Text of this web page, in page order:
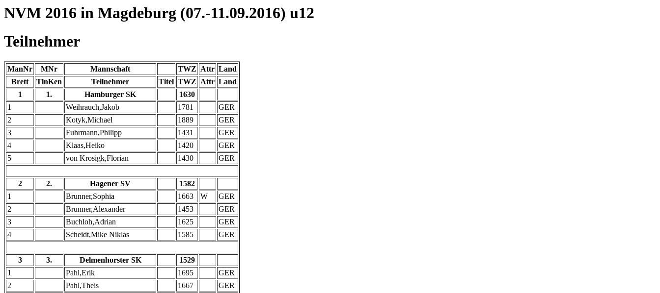
NVM 2016 in Magdeburg (07.-11.09.2016) u12
Teilnehmer
ManNr MNr Mannschaft TWZ Attr Land
Brett
TlnKen Teilnehmer Titel TWZ Attr Land
1
1. Hamburger SK
1630
1
Weihrauch,Jakob 1781
GER
2
Kotyk,Michael 1889
GER
3
Fuhrmann,Philipp 1431
GER
4
Klaas,Heiko 1420
GER
5
von Krosigk,Florian 1430 GER
2 2. Hagener SV
1582
1
Brunner,Sophia 1663 W
GER
2
Brunner,Alexander 1453
GER
3
Buchloh,Adrian 1625
GER
4
Scheidt,Mike Niklas 1585 GER
3 3. Delmenhorster SK
1529
1
Pahl,Erik 1695
GER
2
Pahl,Theis 1667
GER